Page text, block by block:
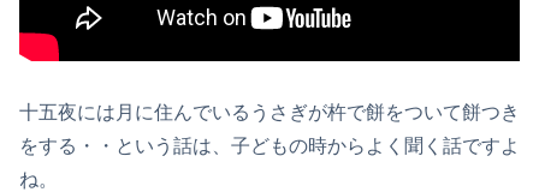
十五夜には月に住んでいるうさぎが杵で餅をついて餅つき
をする・・という話は、子どもの時からよく聞く話ですよ
ね。